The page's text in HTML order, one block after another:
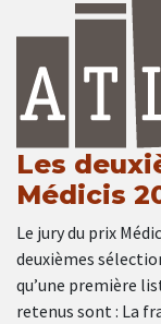
Les
Médicis
Le jury du prix
deuxièmes
qu’une première
retenus sont : La